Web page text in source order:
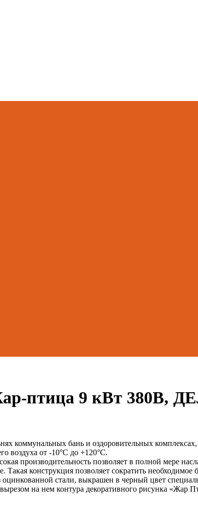
птица 9 кВт 380В,
коммунальных бань и оздоровительных
воздуха от -10°С до +120°С.
производительность позволяет в полной мере
Такая конструкция позволяет сократить
стали, выкрашен в черный цвет
на нем контура декоративного рисунка «Жар